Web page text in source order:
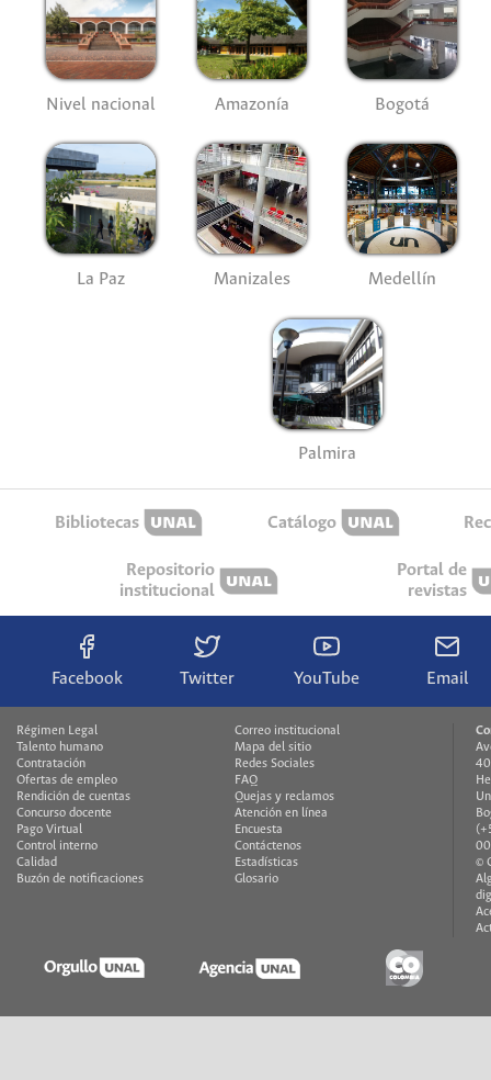
Nivel nacional Amazonía Bogotá
La Paz Manizales Medellín
Palmira
Bibliotecas Catálogo
Repositorio
institucional
Portal de
revistas
Facebook Twitter YouTube Email
Régimen Legal
Talento humano
Contratación
Ofertas de empleo
Rendición de cuentas
Concurso docente
Pago Virtual
Control interno
Calidad
Buzón de notificaciones
Correo institucional
Mapa del sitio
Redes Sociales
FAQ
Quejas y reclamos
Atención en línea
Encuesta
Contáctenos
Estadísticas
Glosario
©